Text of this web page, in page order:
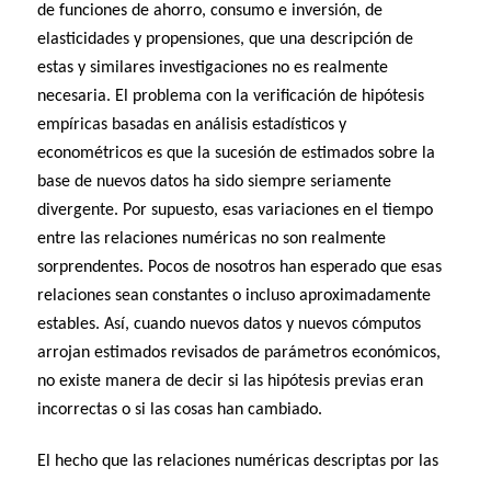
de funciones de ahorro, consumo e inversión, de
elasticidades y propensiones, que una descripción de
estas y similares investigaciones no es realmente
necesaria. El problema con la verificación de hipótesis
empíricas basadas en análisis estadísticos y
econométricos es que la sucesión de estimados sobre la
base de nuevos datos ha sido siempre seriamente
divergente. Por supuesto, esas variaciones en el tiempo
entre las relaciones numéricas no son realmente
sorprendentes. Pocos de nosotros han esperado que esas
relaciones sean constantes o incluso aproximadamente
estables. Así, cuando nuevos datos y nuevos cómputos
arrojan estimados revisados de parámetros económicos,
no existe manera de decir si las hipótesis previas eran
incorrectas o si las cosas han cambiado.
El hecho que las relaciones numéricas descriptas por las